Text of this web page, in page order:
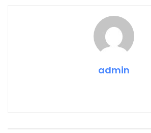
admin